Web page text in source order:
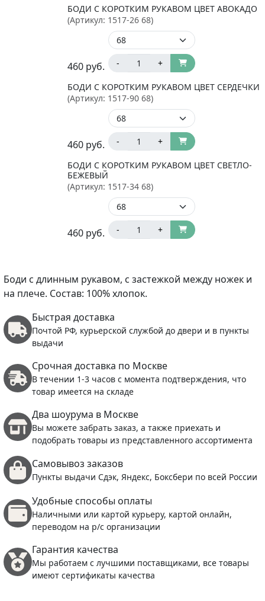
БОДИ С КОРОТКИМ РУКАВОМ ЦВЕТ АВОКАДО
(Артикул: 1517-26 68)
460 руб. - +
БОДИ С КОРОТКИМ РУКАВОМ ЦВЕТ СЕРДЕЧКИ
(Артикул: 1517-90 68)
460 руб. - +
БОДИ С КОРОТКИМ РУКАВОМ ЦВЕТ СВЕТЛО-
БЕЖЕВЫЙ
(Артикул: 1517-34 68)
460 руб. - +
Боди с длинным рукавом, с застежкой между ножек и
на плече. Состав: 100% хлопок.
Быстрая доставка
Почтой РФ, курьерской службой до двери и в пункты
выдачи
Срочная доставка по Москве
В течении 1-3 часов с момента подтверждения, что
товар имеется на складе
Два шоурума в Москве
Вы можете забрать заказ, а также приехать и
подобрать товары из представленного ассортимента
Самовывоз заказов
Пункты выдачи Сдэк, Яндекс, Боксбери по всей России
Удобные способы оплаты
Наличными или картой курьеру, картой онлайн,
переводом на р/с организации
Гарантия качества
Мы работаем с лучшими поставщиками, все товары
имеют сертификаты качества